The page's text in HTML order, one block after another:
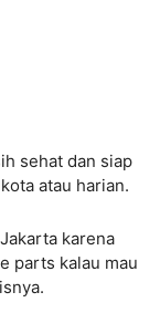
sehat dan siap
atau harian.
karena
parts kalau mau